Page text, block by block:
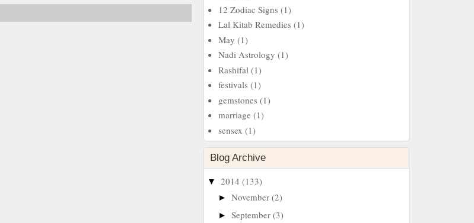
12 Zodiac Signs (1)
Lal Kitab Remedies (1)
May (1)
Nadi Astrology (1)
Rashifal (1)
festivals (1)
gemstones (1)
marriage (1)
sensex (1)
Blog Archive
▼ 2014 (133)
► November (2)
► September (3)